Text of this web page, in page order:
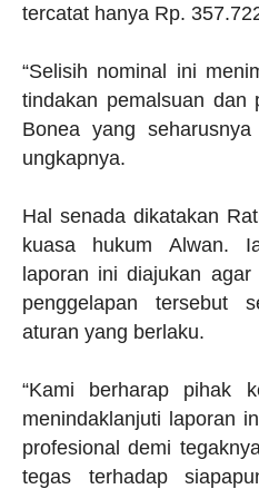
tercatat hanya Rp.
“Selisih nominal ini
tindakan pemalsuan dan
Bonea yang
ungkapnya.
Hal senada dikatakan
kuasa hukum Alwan.
laporan ini diajukan
penggelapan tersebut
aturan yang berlaku.
“Kami berharap pihak
menindaklanjuti laporan
profesional demi
tegas terhadap